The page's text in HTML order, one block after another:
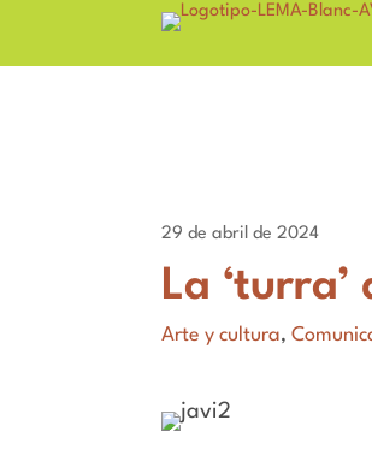
29 de abril de 2024
La
Arte y cultura,